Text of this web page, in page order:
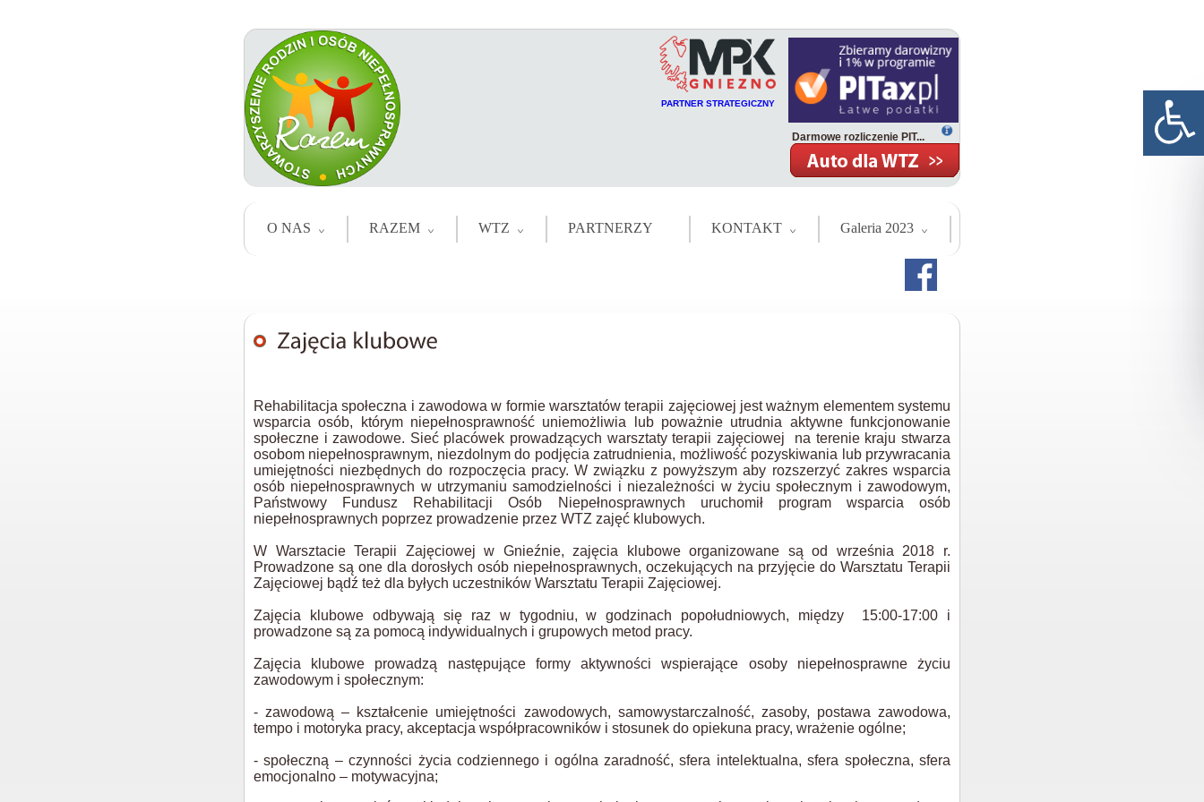
PARTNER STRATEGICZNY
Darmowe rozliczenie PIT...
O NAS RAZEM WTZ PARTNERZY KONTAKT Galeria 2023
Rehabilitacja społeczna i zawodowa w formie warsztatów terapii zajęciowej jest ważnym elementem systemu
wsparcia osób, którym niepełnosprawność uniemożliwia lub poważnie utrudnia aktywne funkcjonowanie
społeczne i zawodowe. Sieć placówek prowadzących warsztaty terapii zajęciowej na terenie kraju stwarza
osobom niepełnosprawnym, niezdolnym do podjęcia zatrudnienia, możliwość pozyskiwania lub przywracania
umiejętności niezbędnych do rozpoczęcia pracy. W związku z powyższym aby rozszerzyć zakres wsparcia
osób niepełnosprawnych w utrzymaniu samodzielności i niezależności w życiu społecznym i zawodowym,
Państwowy Fundusz Rehabilitacji Osób Niepełnosprawnych uruchomił program wsparcia osób
niepełnosprawnych poprzez prowadzenie przez WTZ zajęć klubowych.
W Warsztacie Terapii Zajęciowej w Gnieźnie, zajęcia klubowe organizowane są od września 2018 r.
Prowadzone są one dla dorosłych osób niepełnosprawnych, oczekujących na przyjęcie do Warsztatu Terapii
Zajęciowej bądź też dla byłych uczestników Warsztatu Terapii Zajęciowej.
Zajęcia klubowe odbywają się raz w tygodniu, w godzinach popołudniowych, między 15:00-17:00 i
prowadzone są za pomocą indywidualnych i grupowych metod pracy.
Zajęcia klubowe prowadzą następujące formy aktywności wspierające osoby niepełnosprawne życiu
zawodowym i społecznym:
- zawodową – kształcenie umiejętności zawodowych, samowystarczalność, zasoby, postawa zawodowa,
tempo i motoryka pracy, akceptacja współpracowników i stosunek do opiekuna pracy, wrażenie ogólne;
- społeczną – czynności życia codziennego i ogólna zaradność, sfera intelektualna, sfera społeczna, sfera
emocjonalno – motywacyjna;